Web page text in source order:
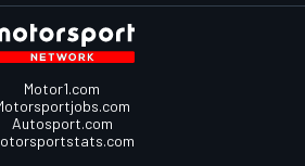
Motor1.com
Autosport.com